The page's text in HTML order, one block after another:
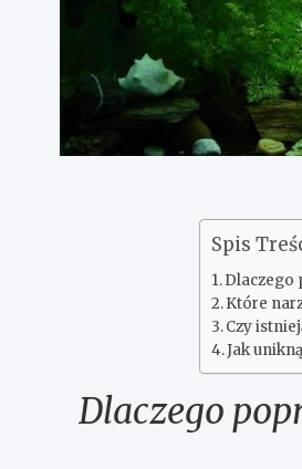
Spis
Dlaczego
Które
Czy
Jak
Dlaczego